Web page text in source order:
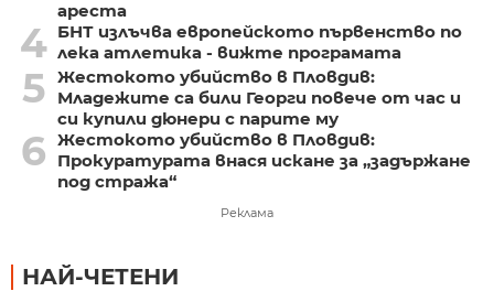
ареста
4 БНТ излъчва европейското първенство по
лека атлетика - вижте програмата
5 Жестокото убийство в Пловдив:
Младежите са били Георги повече от час и
си купили дюнери с парите му
6 Жестокото убийство в Пловдив:
Прокуратурата внася искане за „задържане
под стража“
Реклама
НАЙ-ЧЕТЕНИ